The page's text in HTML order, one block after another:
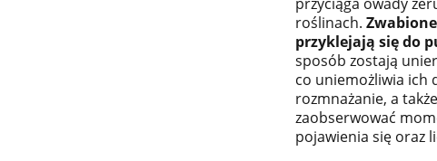
roślinach.
przyklejają się do
sposób zostają
co uniemożliwia ich
rozmnażanie, a
zaobserwować
pojawienia się oraz